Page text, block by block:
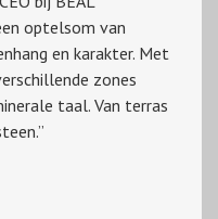
optelsom van
en karakter. Met
zones
taal. Van terras